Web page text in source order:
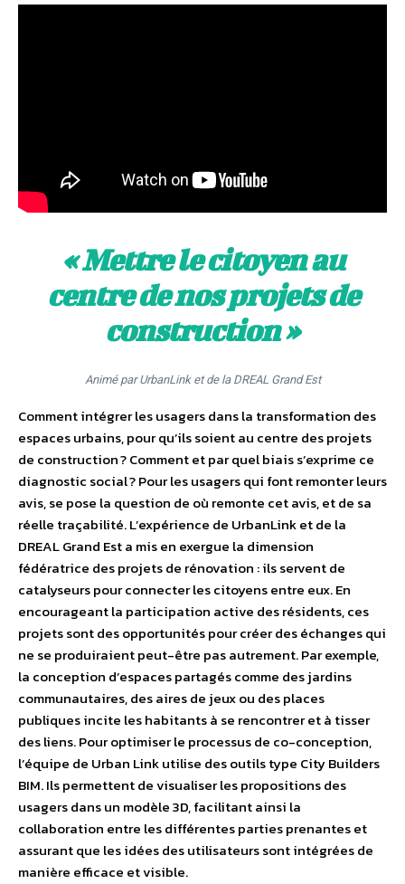
« Mettre le citoyen au
centre de nos projets de
construction »
Animé par UrbanLink et de la DREAL Grand Est
Comment intégrer les usagers dans la transformation des
espaces urbains, pour qu’ils soient au centre des projets
de construction ? Comment et par quel biais s’exprime ce
diagnostic social ? Pour les usagers qui font remonter leurs
avis, se pose la question de où remonte cet avis, et de sa
réelle traçabilité. L’expérience de UrbanLink et de la
DREAL Grand Est a mis en exergue la dimension
fédératrice des projets de rénovation : ils servent de
catalyseurs pour connecter les citoyens entre eux. En
encourageant la participation active des résidents, ces
projets sont des opportunités pour créer des échanges qui
ne se produiraient peut-être pas autrement. Par exemple,
la conception d’espaces partagés comme des jardins
communautaires, des aires de jeux ou des places
publiques incite les habitants à se rencontrer et à tisser
des liens. Pour optimiser le processus de co-conception,
l’équipe de Urban Link utilise des outils type City Builders
BIM. Ils permettent de visualiser les propositions des
usagers dans un modèle 3D, facilitant ainsi la
collaboration entre les différentes parties prenantes et
assurant que les idées des utilisateurs sont intégrées de
manière efficace et visible.